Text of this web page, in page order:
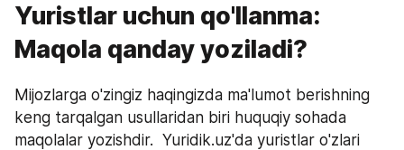
Yuristlar uchun qo'llanma:
Maqola qanday yoziladi?
Mijozlarga o'zingiz haqingizda ma'lumot berishning
keng tarqalgan usullaridan biri huquqiy sohada
maqolalar yozishdir.  Yuridik.uz'da yuristlar o'zlari